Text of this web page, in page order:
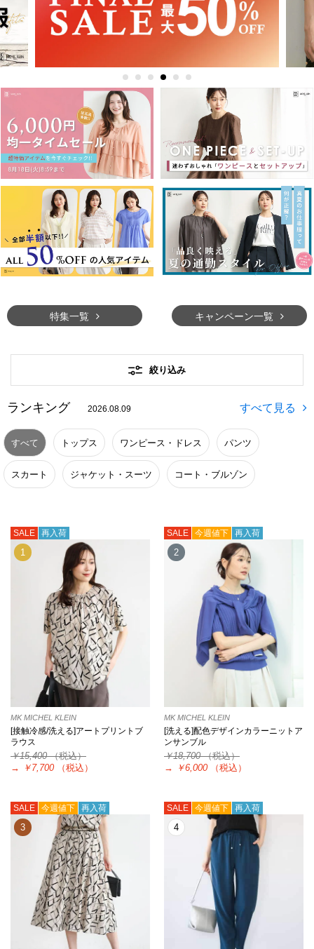
特集一覧 キャンペーン一覧
絞り込み
ランキング 2026.08.09
すべて トップス ワンピース・ドレス パンツ
スカート ジャケット・スーツ コート・ブルゾン
SALE 再入荷
1
MK MICHEL KLEIN
[接触冷感/洗える]アートプリントブ
ラウス
￥15,400（税込）
→
￥7,700 （税込）
SALE 今週値下 再入荷
2
MK MICHEL KLEIN
[洗える]配色デザインカラーニットア
ンサンブル
￥18,700（税込）
→
￥6,000 （税込）
SALE 今週値下 再入荷
3
SALE 今週値下 再入荷
4